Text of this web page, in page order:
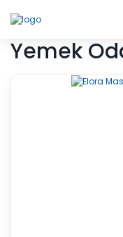
Yemek